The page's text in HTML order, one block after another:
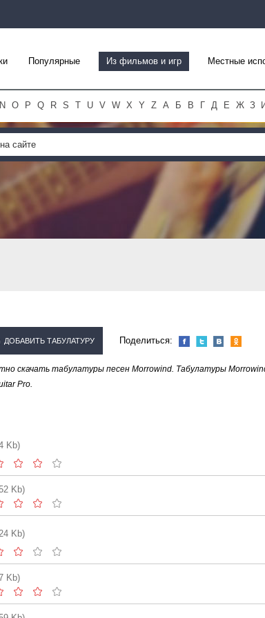
Популярные Из фильмов и игр Местные
N O P Q R S T U V W X Y Z А Б В Г Д Е Ж З
ДОБАВИТЬ ТАБУЛАТУРУ
"MORROWIND"
Поделиться:
скачать табулатуры песен Morrowind. Табулатуры
Pro.
Kb)
Kb)
Kb)
Kb)